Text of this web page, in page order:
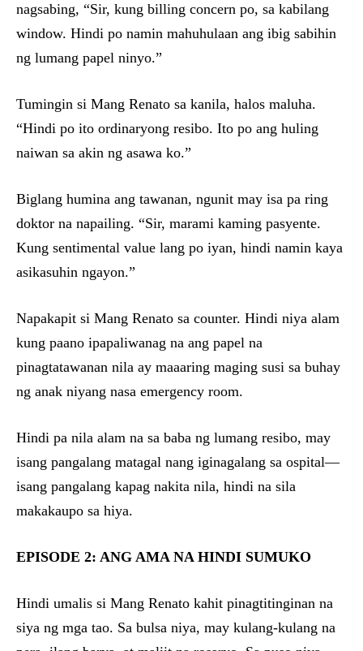
nagsabing, “Sir, kung billing concern po, sa kabilang
window. Hindi po namin mahuhulaan ang ibig sabihin
ng lumang papel ninyo.”
Tumingin si Mang Renato sa kanila, halos maluha.
“Hindi po ito ordinaryong resibo. Ito po ang huling
naiwan sa akin ng asawa ko.”
Biglang humina ang tawanan, ngunit may isa pa ring
doktor na napailing. “Sir, marami kaming pasyente.
Kung sentimental value lang po iyan, hindi namin kaya
asikasuhin ngayon.”
Napakapit si Mang Renato sa counter. Hindi niya alam
kung paano ipapaliwanag na ang papel na
pinagtatawanan nila ay maaaring maging susi sa buhay
ng anak niyang nasa emergency room.
Hindi pa nila alam na sa baba ng lumang resibo, may
isang pangalang matagal nang iginagalang sa ospital—
isang pangalang kapag nakita nila, hindi na sila
makakaupo sa hiya.
EPISODE 2: ANG AMA NA HINDI SUMUKO
Hindi umalis si Mang Renato kahit pinagtitinginan na
siya ng mga tao. Sa bulsa niya, may kulang-kulang na